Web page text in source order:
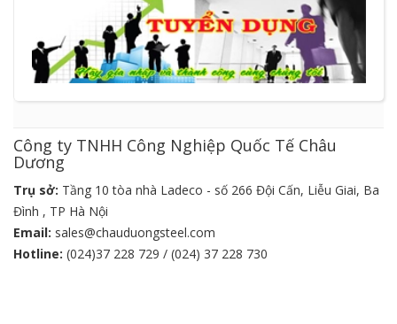
Công ty TNHH Công Nghiệp Quốc Tế Châu
Dương
Trụ sở: Tầng 10 tòa nhà Ladeco - số 266 Đội Cấn, Liễu Giai, Ba
Đình , TP Hà Nội
Email: sales@chauduongsteel.com
Hotline: (024)37 228 729 / (024) 37 228 730